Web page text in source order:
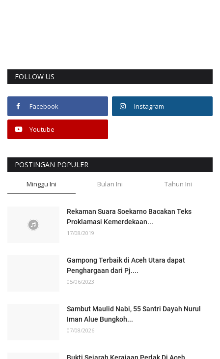
FOLLOW US
Facebook Instagram
Youtube
POSTINGAN POPULER
Minggu Ini Bulan Ini Tahun Ini
Rekaman Suara Soekarno Bacakan Teks
Proklamasi Kemerdekaan...
17/08/2019
Gampong Terbaik di Aceh Utara dapat
Penghargaan dari Pj....
05/06/2023
Sambut Maulid Nabi, 55 Santri Dayah Nurul
Iman Alue Bungkoh...
07/08/2026